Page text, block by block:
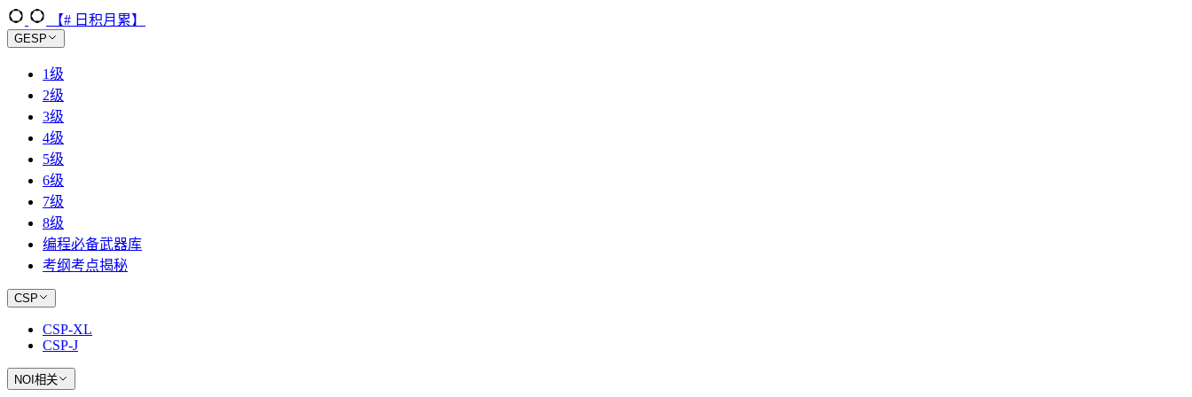
【# 日积月累】
GESP
1级
2级
3级
4级
5级
6级
7级
8级
编程必备武器库
考纲考点揭秘
CSP
CSP-XL
CSP-J
NOI相关